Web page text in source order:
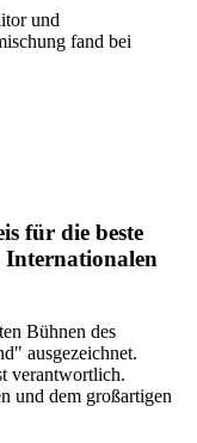
und
fand bei
für die beste
Internationalen
Bühnen des
ausgezeichnet.
verantwortlich.
und dem großartigen